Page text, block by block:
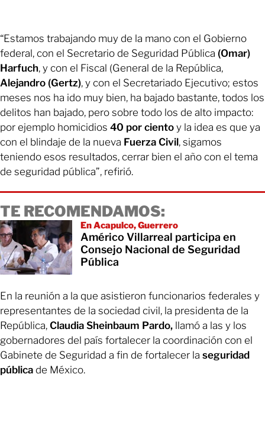
“Estamos trabajando muy de la mano con el Gobierno
federal, con el Secretario de Seguridad Pública (Omar)
Harfuch, y con el Fiscal (General de la República,
Alejandro (Gertz), y con el Secretariado Ejecutivo; estos
meses nos ha ido muy bien, ha bajado bastante, todos los
delitos han bajado, pero sobre todo los de alto impacto:
por ejemplo homicidios 40 por ciento y la idea es que ya
con el blindaje de la nueva Fuerza Civil, sigamos
teniendo esos resultados, cerrar bien el año con el tema
de seguridad pública”, refirió.
TE RECOMENDAMOS:
En Acapulco, Guerrero
Américo Villarreal participa en
Consejo Nacional de Seguridad
Pública
En la reunión a la que asistieron funcionarios federales y
representantes de la sociedad civil, la presidenta de la
República, Claudia Sheinbaum Pardo, llamó a las y los
gobernadores del país fortalecer la coordinación con el
Gabinete de Seguridad a fin de fortalecer la seguridad
pública de México.